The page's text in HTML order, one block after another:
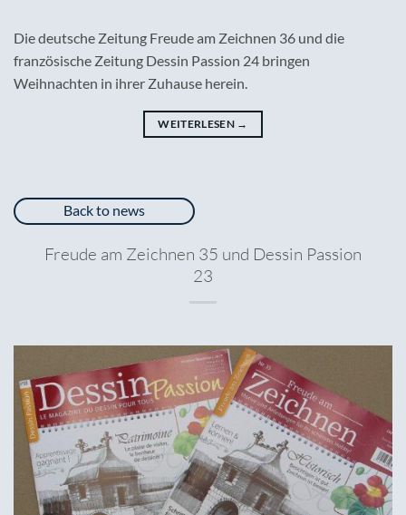
Die deutsche Zeitung Freude am Zeichnen 36 und die
französische Zeitung Dessin Passion 24 bringen
Weihnachten in ihrer Zuhause herein.
WEITERLESEN →
Back to news
Freude am Zeichnen 35 und Dessin Passion
23